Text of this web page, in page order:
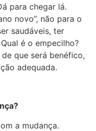
para chegar lá.
novo”, não para o
saudáveis, ter
é o empecilho?
que será benéfico,
adequada.
a mudança.